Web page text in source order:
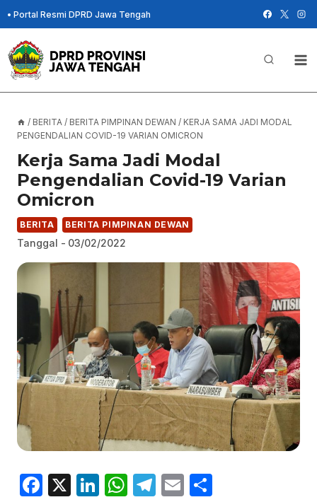
Skip
to
content
• Portal Resmi DPRD Jawa Tengah
/ BERITA / BERITA PIMPINAN DEWAN / KERJA SAMA JADI MODAL
PENGENDALIAN COVID-19 VARIAN OMICRON
Kerja Sama Jadi Modal
Pengendalian Covid-19 Varian
Omicron
BERITA BERITA PIMPINAN DEWAN
Tanggal - 03/02/2022
F
X
Li W T
E